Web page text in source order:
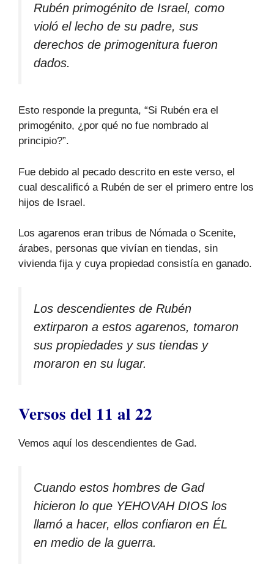
Rubén primogénito de Israel, como
violó el lecho de su padre, sus
derechos de primogenitura fueron
dados.
Esto responde la pregunta, “Si Rubén era el
primogénito, ¿por qué no fue nombrado al
principio?”.
Fue debido al pecado descrito en este verso, el
cual descalificó a Rubén de ser el primero entre los
hijos de Israel.
Los agarenos eran tribus de Nómada o Scenite,
árabes, personas que vivían en tiendas, sin
vivienda fija y cuya propiedad consistía en ganado.
Los descendientes de Rubén
extirparon a estos agarenos, tomaron
sus propiedades y sus tiendas y
moraron en su lugar.
Versos del 11 al 22
Vemos aquí los descendientes de Gad.
Cuando estos hombres de Gad
hicieron lo que YEHOVAH DIOS los
llamó a hacer, ellos confiaron en ÉL
en medio de la guerra.